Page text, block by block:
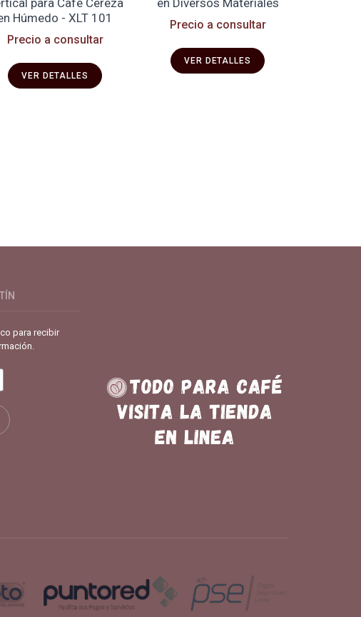
para Café Cereza
Húmedo - XLT 101
Precio a consultar
VER DETALLES
en Diversos Materiales
Precio a consultar
VER DETALLES
para recibir